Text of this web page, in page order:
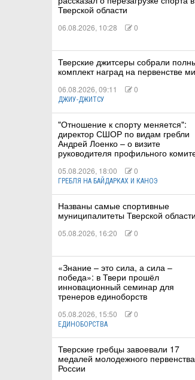
Тверской области
06.08.2026, 10:28 0
Тверские джитсеры собрали
комплект наград на первенстве
06.08.2026, 09:11 0
ДЖИУ-ДЖИТСУ
"Отношение к спорту меняется":
директор СШОР по видам гребли
Андрей Лоенко – о визите
руководителя профильного
05.08.2026, 18:00 0
ГРЕБЛЯ НА БАЙДАРКАХ И КАНОЭ
Названы самые спортивные
муниципалитеты Тверской области
05.08.2026, 16:20 0
«Знание – это сила, а сила –
победа»: в Твери прошёл
инновационный семинар для
тренеров единоборств
05.08.2026, 15:50 0
ЕДИНОБОРСТВА
Тверские гребцы завоевали 17
медалей молодежного первенства
России